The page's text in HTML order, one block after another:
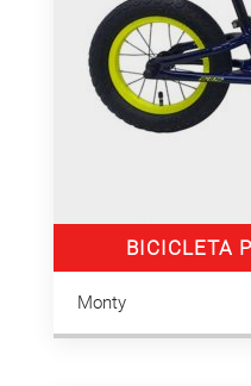
BICICLETA
Monty